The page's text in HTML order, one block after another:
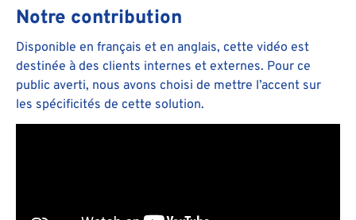
Notre contribution
Disponible en français et en anglais, cette vidéo est
destinée à des clients internes et externes. Pour ce
public averti, nous avons choisi de mettre l’accent sur
les spécificités de cette solution.